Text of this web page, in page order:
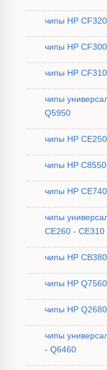
чипы HP
чипы HP
чипы HP
чипы
Q5950
чипы HP
чипы HP
чипы HP
чипы
CE260 - CE310
чипы HP
чипы HP
чипы HP
чипы
- Q6460